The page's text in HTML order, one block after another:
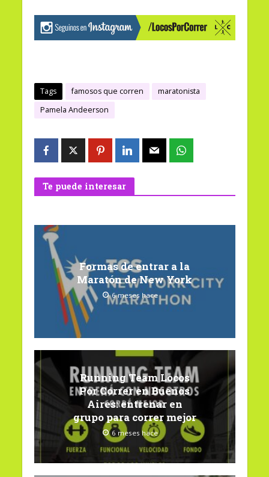
Tags famosos que corren
maratonista
Pamela Andeerson
Te puede interesar
Formas de entrar a la
Maratón de New York
6 meses hace
Running Team Locos
Por Correr en Buenos
Aires: entrenar en
grupo para correr mejor
6 meses hace